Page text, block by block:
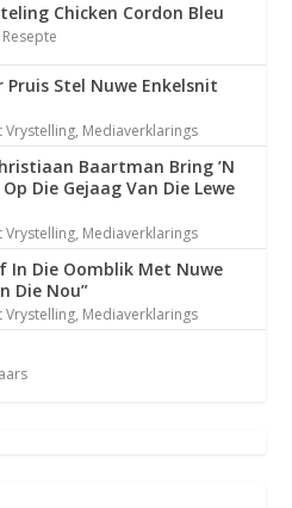
Die Groot Ontbyt
Chicken Cordon Bleu
Resepte
Pruis Stel Nuwe Enkelsnit
Vrystelling, Mediaverklarings
Baartman Bring ’N
Die Gejaag Van Die Lewe
Vrystelling, Mediaverklarings
In Die Oomblik Met Nuwe
Die Nou”
Vrystelling, Mediaverklarings